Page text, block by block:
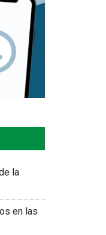
la
en las